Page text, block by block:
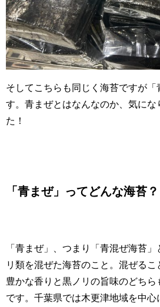
そしてこちらも同じく海苔ですが「
す。青まぜとはなんなのか、気に
た！
「青まぜ」ってどんな海苔？
「青まぜ」、つまり「青混ぜ海苔
リ類を混ぜた海苔のこと。混ぜる
豊かな香りと黒ノリの旨味のどち
です。千葉県では木更津地域を中